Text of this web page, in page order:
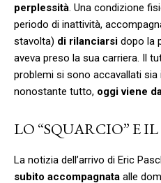
perplessità. Una condizione
periodo di inattività,
stavolta) di rilanciarsi dopo la
aveva preso la sua carriera. Il
problemi si sono accavallati
nonostante tutto, oggi viene
LO “SQUARCIO” E
La notizia dell’arrivo di Eric
subito accompagnata alle